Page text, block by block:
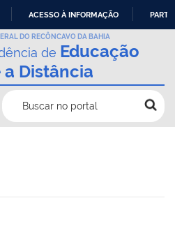
IR
PARA
O
CONTEÚDO
ACESSO À INFORMAÇÃO
DO RECÔNCAVO DA BAHIA
de Educação
Distância
Buscar no portal